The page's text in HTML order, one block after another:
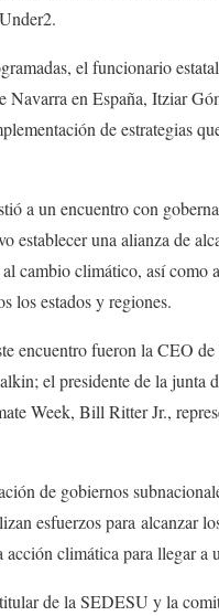
el funcionario
en España, Itziar
de estrategias
a un encuentro con
establecer una alianza de
cambio climático, así
los estados y regiones.
encuentro fueron la CEO
el presidente de la
Week, Bill Ritter Jr.,
de gobiernos
esfuerzos para alcanzar
climática para llegar
de la SEDESU y la